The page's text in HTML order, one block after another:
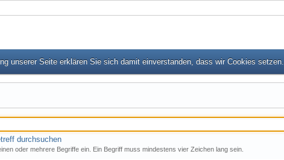
unserer Seite erklären Sie sich damit einverstanden, dass wir Cookies setzen.
durchsuchen
oder mehrere Begriffe ein. Ein Begriff muss mindestens vier Zeichen lang sein.